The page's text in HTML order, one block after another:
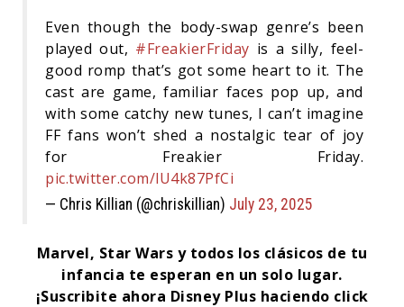
Even though the body-swap genre’s been
played out, #FreakierFriday is a silly, feel-
good romp that’s got some heart to it. The
cast are game, familiar faces pop up, and
with some catchy new tunes, I can’t imagine
FF fans won’t shed a nostalgic tear of joy
for Freakier Friday.
pic.twitter.com/lU4k87PfCi
— Chris Killian (@chriskillian) July 23, 2025
Marvel, Star Wars y todos los clásicos de tu
infancia te esperan en un solo lugar.
¡Suscribite ahora Disney Plus haciendo click